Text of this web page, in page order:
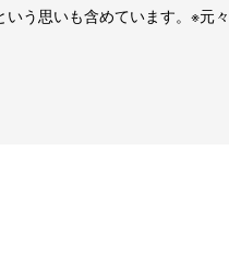
う思いも含めています。※元